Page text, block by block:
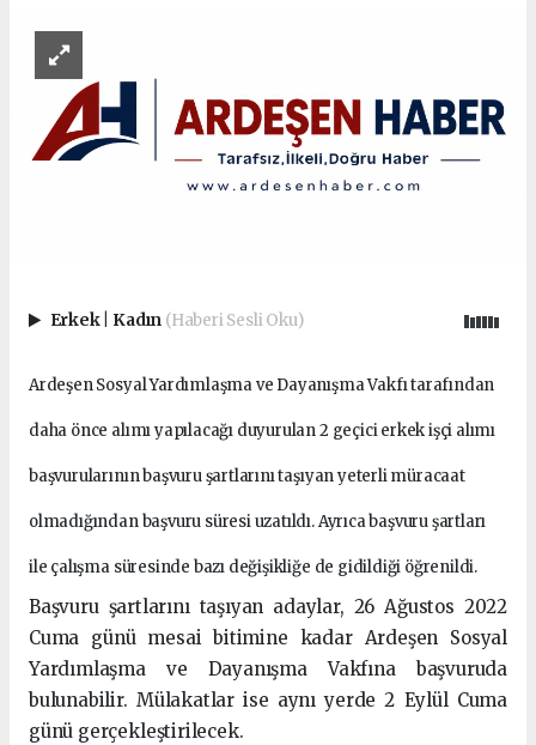
Erkek Kadın (Haberi Sesli Oku)
Ardeşen Sosyal Yardımlaşma ve Dayanışma Vakfı tarafından
daha önce alımı yapılacağı duyurulan 2 geçici erkek işçi alımı
başvurularının başvuru şartlarını taşıyan yeterli müracaat
olmadığından başvuru süresi uzatıldı. Ayrıca başvuru şartları
ile çalışma süresinde bazı değişikliğe de gidildiği öğrenildi.
Başvuru şartlarını taşıyan adaylar, 26 Ağustos 2022
Cuma günü mesai bitimine kadar Ardeşen Sosyal
Yardımlaşma ve Dayanışma Vakfına başvuruda
bulunabilir. Mülakatlar ise aynı yerde 2 Eylül Cuma
günü gerçekleştirilecek.